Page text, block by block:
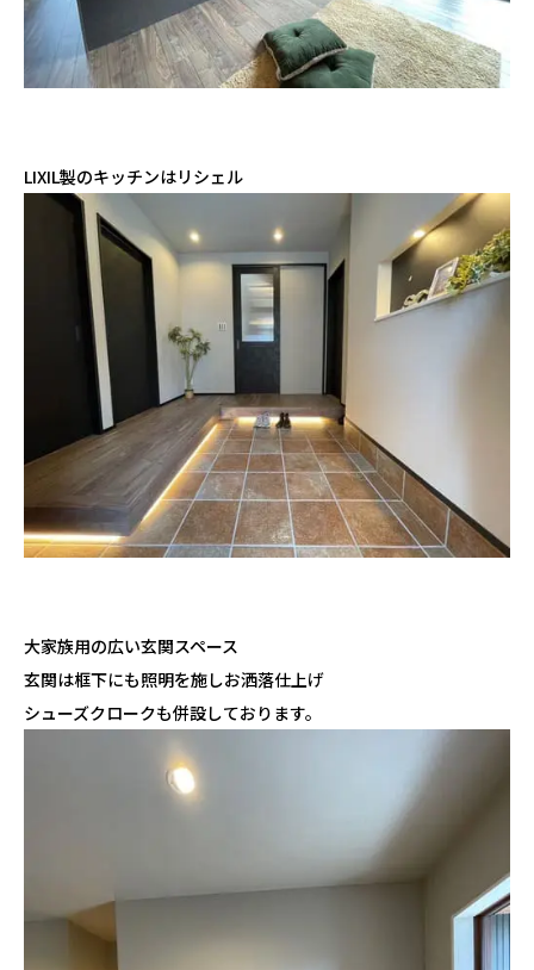
LIXIL製のキッチンはリシェル
大家族用の広い玄関スペース
玄関は框下にも照明を施しお洒落仕上げ
シューズクロークも併設しております。